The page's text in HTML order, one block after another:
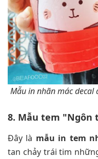
Mẫu in nhãn mác decal
8. Mẫu tem "Ngôn
Đây là mẫu in tem
tan chảy trái tim